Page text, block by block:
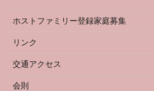
ホストファミリー登録家庭募集
リンク
交通アクセス
会則